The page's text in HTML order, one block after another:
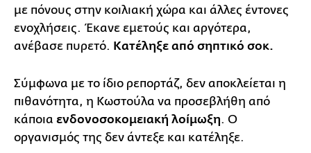
με πόνους στην κοιλιακή χώρα και άλλες έντονες
ενοχλήσεις. Έκανε εμετούς και αργότερα,
ανέβασε πυρετό. Κατέληξε από σηπτικό σοκ.
Σύμφωνα με το ίδιο ρεπορτάζ, δεν αποκλείεται η
πιθανότητα, η Κωστούλα να προσεβλήθη από
κάποια ενδονοσοκομειακή λοίμωξη. Ο
οργανισμός της δεν άντεξε και κατέληξε.